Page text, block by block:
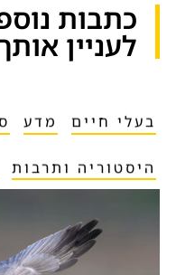
כתבות
לעניין
בעלי חיים מדע
היסטוריה ותרבות